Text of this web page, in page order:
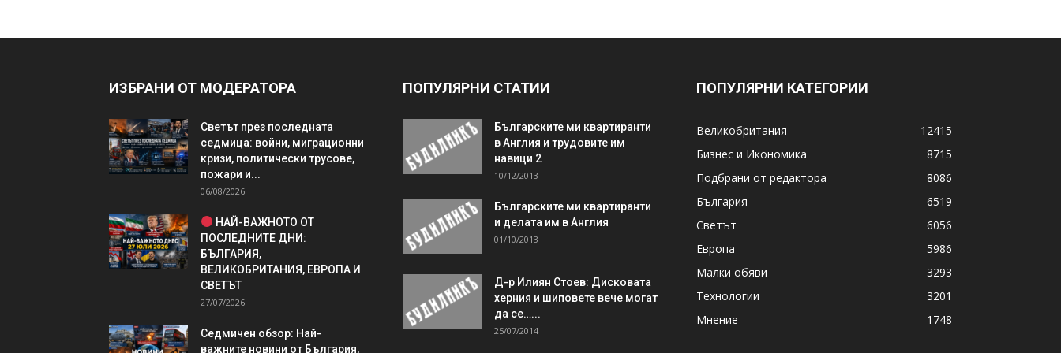
ИЗБРАНИ ОТ МОДЕРАТОРА
Светът през последната
седмица: войни, миграционни
кризи, политически трусове,
пожари и...
06/08/2026
НАЙ-ВАЖНОТО ОТ
ПОСЛЕДНИТЕ ДНИ:
БЪЛГАРИЯ,
ВЕЛИКОБРИТАНИЯ, ЕВРОПА И
СВЕТЪТ
27/07/2026
Седмичен обзор: Най-
важните новини от България,
ПОПУЛЯРНИ СТАТИИ
Българските ми квартиранти
в Англия и трудовите им
навици 2
10/12/2013
Българските ми квартиранти
и делата им в Англия
01/10/2013
Д-р Илиян Стоев: Дисковата
херния и шиповете вече могат
да се…...
25/07/2014
ПОПУЛЯРНИ КАТЕГОРИИ
Великобритания
12415
Бизнес и Икономика
8715
Подбрани от редактора
8086
България
6519
Светът
6056
Европа
5986
Малки обяви
3293
Технологии
3201
Мнение
1748